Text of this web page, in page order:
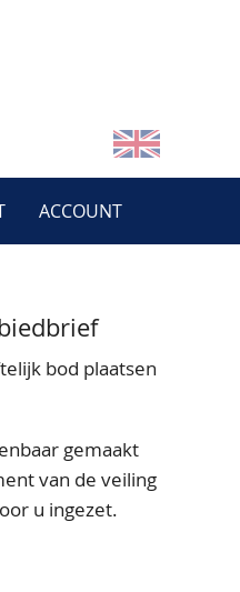
ACCOUNT
bod plaatsen
gemaakt
van de veiling
u ingezet.